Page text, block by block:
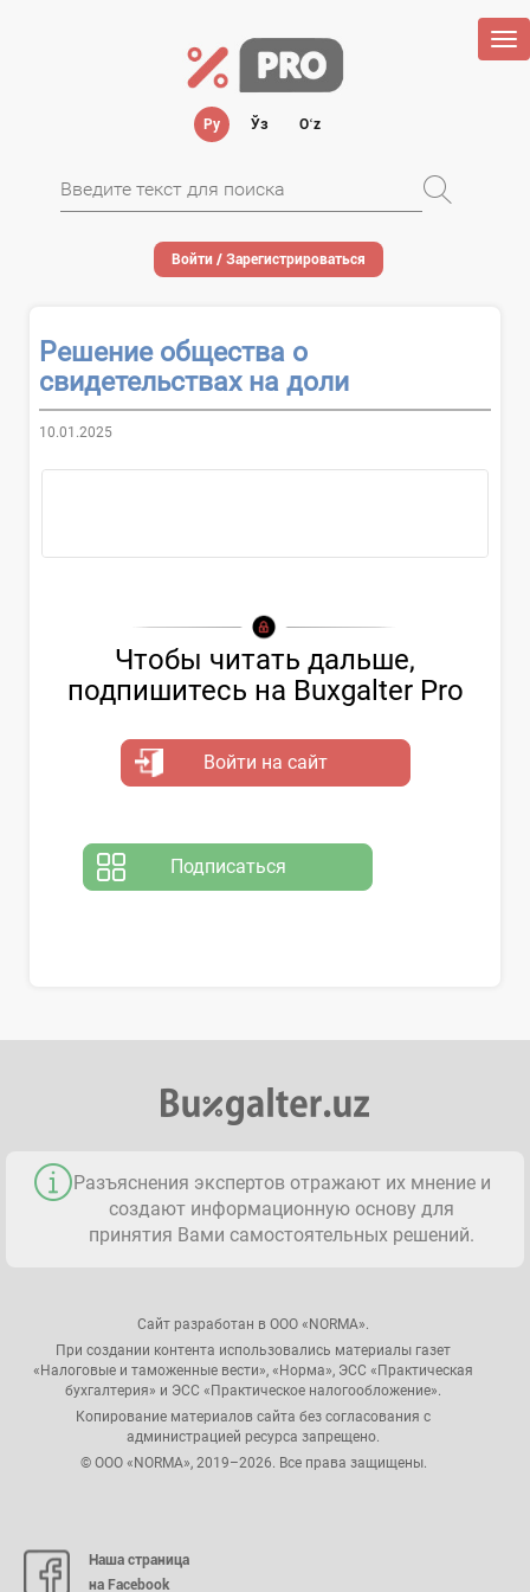
Ру Ўз Oʻz
Войти / Зарегистрироваться
Решение общества о
свидетельствах на доли
10.01.2025
Чтобы читать дальше,
подпишитесь на Buxgalter Pro
Войти на сайт
Подписаться
Разъяснения экспертов отражают их мнение и
создают информационную основу для
принятия Вами самостоятельных решений.
Сайт разработан в ООО «NORMA».
При создании контента использовались материалы газет
«Налоговые и таможенные вести», «Норма», ЭСС «Практическая
бухгалтерия» и ЭСС «Практическое налогообложение».
Копирование материалов сайта без согласования с
администрацией ресурса запрещено.
© ООО «NORMA», 2019–2026. Все права защищены.
Наша страница
на Facebook